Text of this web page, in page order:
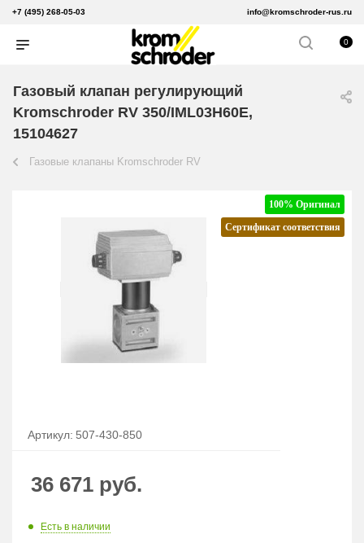
+7 (495) 268-05-03 info@kromschroder-rus.ru
0
Газовый клапан регулирующий
Kromschroder RV 350/IML03H60E,
15104627
Газовые клапаны Kromschroder RV
100% Оригинал
Сертификат соответствия
Артикул: 507-430-850
36 671 руб.
Есть в наличии